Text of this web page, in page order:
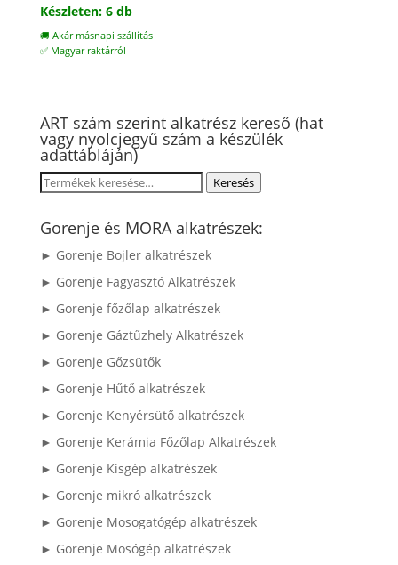
Készleten: 6 db
🚚 Akár másnapi szállítás
✅ Magyar raktárról
ART szám szerint alkatrész kereső (hat
vagy nyolcjegyű szám a készülék
adattábláján)
Keresés
következőre:
Keresés
Gorenje és MORA alkatrészek:
► Gorenje Bojler alkatrészek
► Gorenje Fagyasztó Alkatrészek
► Gorenje főzőlap alkatrészek
► Gorenje Gáztűzhely Alkatrészek
► Gorenje Gőzsütők
► Gorenje Hűtő alkatrészek
► Gorenje Kenyérsütő alkatrészek
► Gorenje Kerámia Főzőlap Alkatrészek
► Gorenje Kisgép alkatrészek
► Gorenje mikró alkatrészek
► Gorenje Mosogatógép alkatrészek
► Gorenje Mosógép alkatrészek